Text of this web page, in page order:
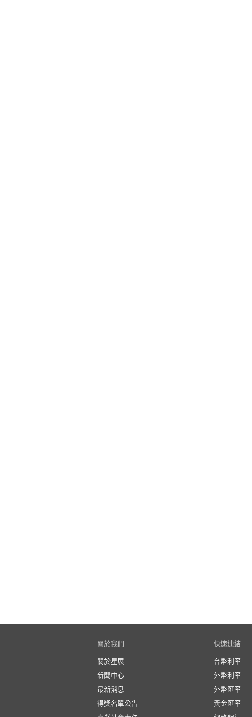
關於我們
關於星展
新聞中心
最新消息
得獎名單公告
快速連結
台幣利率
外幣利率
外幣匯率
黃金匯率